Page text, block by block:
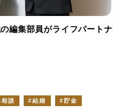
編集部員がライフパートナ
談 結婚 貯金